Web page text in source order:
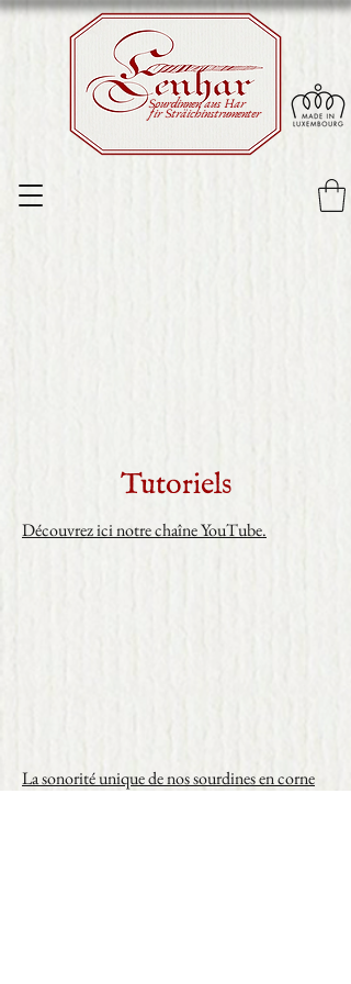
fir Sträichinstrumenter
Sourdinnen aus Har
Tutoriels
Découvrez ici notre chaîne YouTube.
La sonorité unique de nos sourdines en corne